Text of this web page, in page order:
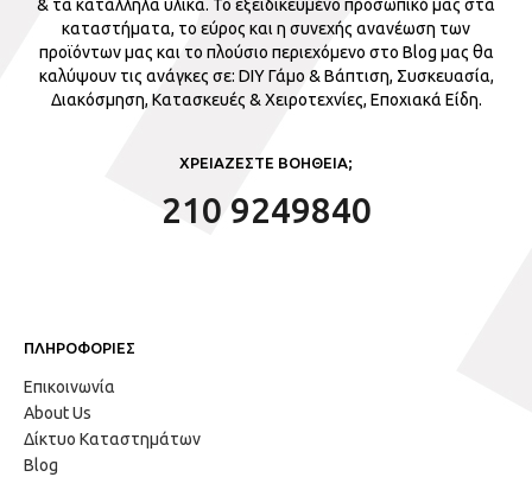
& τα κατάλληλα υλικά. Το εξειδικευμένο προσωπικό μας στα
καταστήματα, το εύρος και η συνεχής ανανέωση των
προϊόντων μας και το πλούσιο περιεχόμενο στο Blog μας θα
καλύψουν τις ανάγκες σε: DIY Γάμο & Βάπτιση, Συσκευασία,
Διακόσμηση, Κατασκευές & Χειροτεχνίες, Εποχιακά Είδη.
ΧΡΕΙΑΖΕΣΤΕ ΒΟΗΘΕΙΑ;
210 9249840
ΠΛΗΡΟΦΟΡΙΕΣ
Επικοινωνία
About Us
Δίκτυο Καταστημάτων
Blog